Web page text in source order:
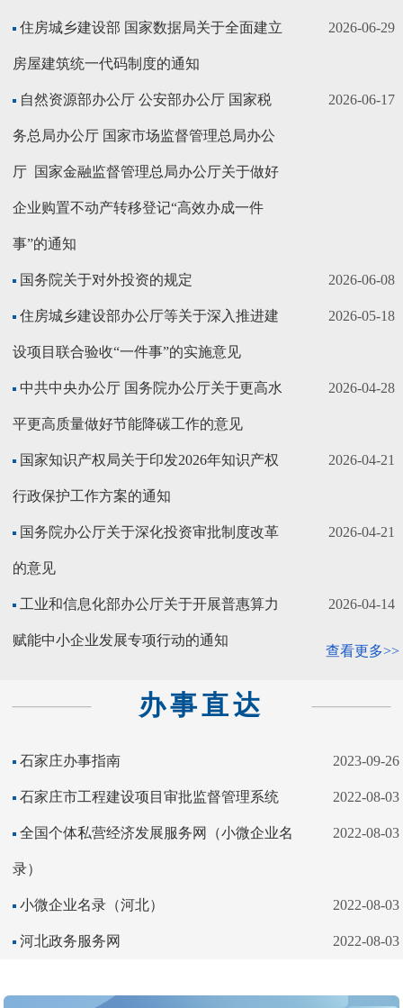
住房城乡建设部 国家数据局关于全面建立
房屋建筑统一代码制度的通知
2026-06-29
自然资源部办公厅 公安部办公厅 国家税
务总局办公厅 国家市场监督管理总局办公
厅 国家金融监督管理总局办公厅关于做好
企业购置不动产转移登记“高效办成一件
事”的通知
2026-06-17
国务院关于对外投资的规定 2026-06-08
住房城乡建设部办公厅等关于深入推进建
设项目联合验收“一件事”的实施意见
2026-05-18
中共中央办公厅 国务院办公厅关于更高水
平更高质量做好节能降碳工作的意见
2026-04-28
国家知识产权局关于印发2026年知识产权
行政保护工作方案的通知
2026-04-21
国务院办公厅关于深化投资审批制度改革
的意见
2026-04-21
工业和信息化部办公厅关于开展普惠算力
赋能中小企业发展专项行动的通知
2026-04-14
查看更多>>
办事直达
石家庄办事指南 2023-09-26
石家庄市工程建设项目审批监督管理系统 2022-08-03
全国个体私营经济发展服务网（小微企业名
录）
2022-08-03
小微企业名录（河北） 2022-08-03
河北政务服务网 2022-08-03